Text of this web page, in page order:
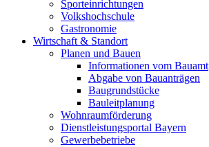
Sporteinrichtungen
Volkshochschule
Gastronomie
Wirtschaft & Standort
Planen und Bauen
Informationen vom Bauamt
Abgabe von Bauanträgen
Baugrundstücke
Bauleitplanung
Wohnraumförderung
Dienstleistungsportal Bayern
Gewerbebetriebe